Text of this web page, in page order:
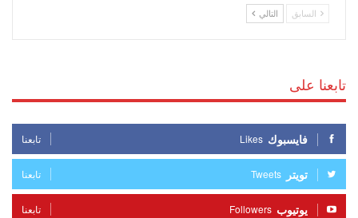
السابق التالي
تابعنا على
فايسبوك Likes تابعنا
تويتر Tweets تابعنا
يوتيوب Followers تابعنا